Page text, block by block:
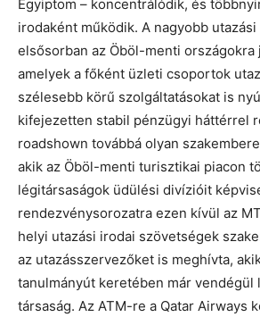
Egyiptom – koncentrálódik, és
irodaként működik. A nagyobb
elsősorban az Öböl-menti országokra
amelyek a főként üzleti csoportok
szélesebb körű szolgáltatásokat is
kifejezetten stabil pénzügyi háttérrel
roadshown továbbá olyan
akik az Öböl-menti turisztikai piacon
légitársaságok üdülési divízióit
rendezvénysorozatra ezen kívül az
helyi utazási irodai szövetségek
az utazásszervezőket is meghívta,
tanulmányút keretében már vendégül
társaság. Az ATM-re a Qatar Airways